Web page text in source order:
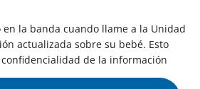
la banda cuando llame a la Unidad
actualizada sobre su bebé. Esto
de la información